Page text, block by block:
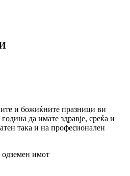
и божиќните празници ви
да имате здравје, среќа и
така и на професионален
одземен имот